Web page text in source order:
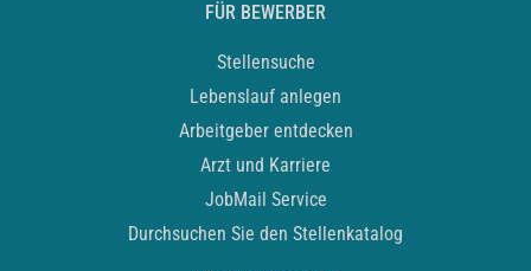
FÜR BEWERBER
Stellensuche
Lebenslauf anlegen
Arbeitgeber entdecken
Arzt und Karriere
JobMail Service
Durchsuchen Sie den Stellenkatalog